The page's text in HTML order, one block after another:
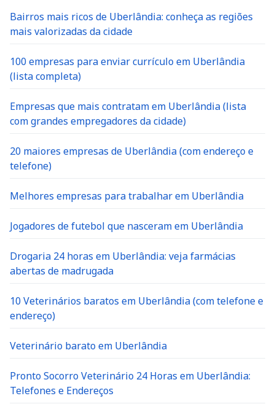
Bairros mais ricos de Uberlândia: conheça as regiões
mais valorizadas da cidade
100 empresas para enviar currículo em Uberlândia
(lista completa)
Empresas que mais contratam em Uberlândia (lista
com grandes empregadores da cidade)
20 maiores empresas de Uberlândia (com endereço e
telefone)
Melhores empresas para trabalhar em Uberlândia
Jogadores de futebol que nasceram em Uberlândia
Drogaria 24 horas em Uberlândia: veja farmácias
abertas de madrugada
10 Veterinários baratos em Uberlândia (com telefone e
endereço)
Veterinário barato em Uberlândia
Pronto Socorro Veterinário 24 Horas em Uberlândia:
Telefones e Endereços